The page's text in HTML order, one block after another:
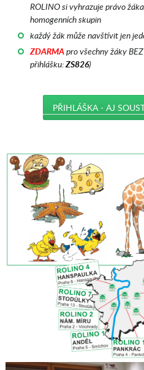
ROLINO si vyhrazuje právo
homogenních skupin
každý žák může navštívit jen
ZDARMApro všechny žáky
přihlášku:ZS826)
PŘIHLÁŠKA - AJ